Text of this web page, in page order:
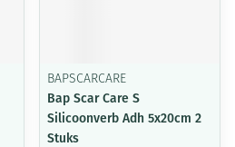
BAPSCARCARE
Bap Scar Care S
Silicoonverb Adh 5x20cm 2
Stuks